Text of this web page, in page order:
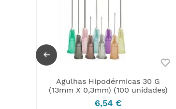
Agulhas Hipodérmicas 30 G
(13mm X 0,3mm) (100 unidades)
6,54 €